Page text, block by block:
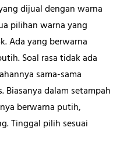
dijual dengan warna
pilihan warna yang
Ada yang berwarna
Soal rasa tidak ada
sama-sama
dalam setampah
berwarna putih,
Tinggal pilih sesuai